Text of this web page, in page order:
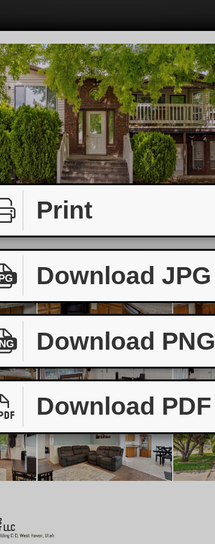
Print
Download JPG
Download PNG
Download PDF